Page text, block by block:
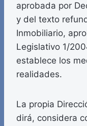
aprobada por
y del texto
Inmobiliario,
Legislativo 1/
establece los
realidades.
La propia
dirá, considera